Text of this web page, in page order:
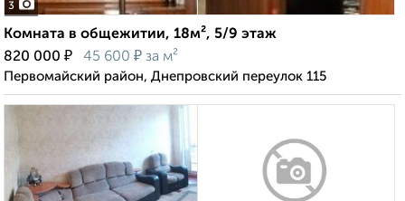
3
Комната в общежитии, 18м², 5/9 этаж
820 000 ₽ 45 600 ₽ за м²
Первомайский район, Днепровский переулок 115